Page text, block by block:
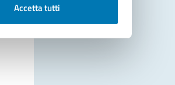
Accetta tutti